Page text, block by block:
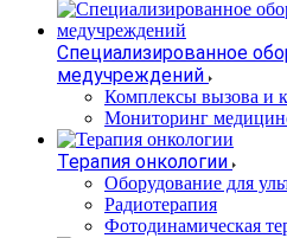
Специализированное
медучреждений
Комплексы вызова и
Мониторинг
Терапия онкологии
Оборудование для
Радиотерапия
Фотодинамическая